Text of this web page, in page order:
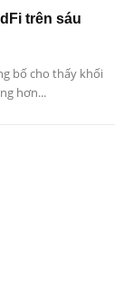
trên sáu
bố cho thấy khối
hơn...